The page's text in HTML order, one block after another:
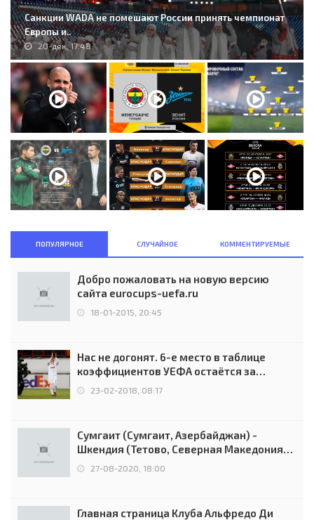
Санкции WADA не помешают России принять чемпионат
Европы и..
20-дек, 17:48
ПОПУЛЯРНОЕ СЛУЧАЙНОЕ КОММЕНТИРУЕМЫЕ
Добро пожаловать на новую версию
сайта eurocups-uefa.ru
18-01-2015, 20:45
Нас не догонят. 6-е место в таблице
коэффициентов УЕФА остаётся за
Россией
23-02-2018, 08:17
Сумгаит (Сумгаит, Азербайджан) -
Шкендия (Тетово, Северная Македония) -
0:2 (0:0)
27-08-2020, 18:00
Главная страница Клуба Альфредо Ди